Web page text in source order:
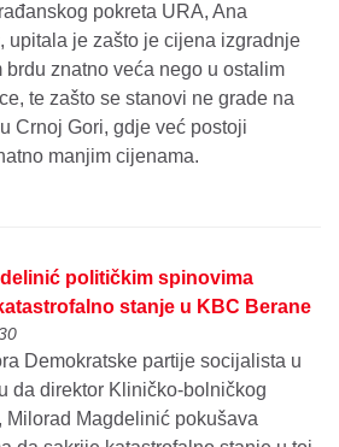
pokreta URA, Ana
upitala je zašto je cijena izgradnje
brdu znatno veća nego u ostalim
te zašto se stanovi ne grade na
Crnoj Gori, gdje već postoji
manjim cijenama.
političkim spinovima
stanje u KBC Berane
Demokratske partije socijalista u
da direktor Kliničko-bolničkog
Milorad Magdelinić pokušava